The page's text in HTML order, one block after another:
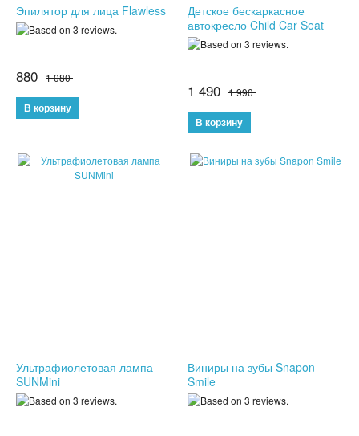
ТОВАРЫ ИЗ ТЕЛЕМАГАЗИНА
ТОВАРЫ ДЛЯ ОДНОСТРАНИЧНИКОВ
ТОВАРЫ ДЛЯ ЖИВОТНЫХ
ГИРОСКУТЕРЫ
РАЗВИВАЮЩИЕ ИГРУШКИ
Эпилятор для лица Flawless
880 1 080
Детское бескаркасное
автокресло Child Car Seat
1 490 1 990
Ультрафиолетовая лампа
SUNMini
Виниры на зубы Snapon
Smile